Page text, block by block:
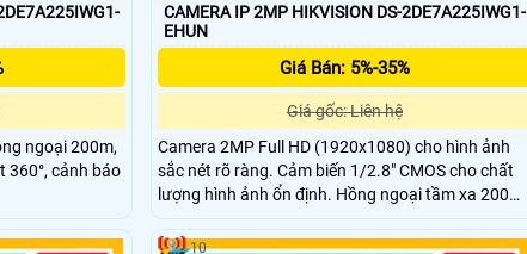
ngoại 200m,
360°, cảnh báo
CAMERA IP 2MP HIKVISION DS-2DE7A225IWG1-
EHUN
Giá Bán: 5%-35%
Giá gốc: Liên hệ
Camera 2MP Full HD (1920x1080) cho hình ảnh
sắc nét rõ ràng. Cảm biến 1/2.8" CMOS cho chất
lượng hình ảnh ổn định. Hồng ngoại tầm xa 200m
hỗ trợ giám sát ban đêm liên tục. PTZ xoay 360°
không điểm mù, bao quát toàn khu vực rộng. Âm
10